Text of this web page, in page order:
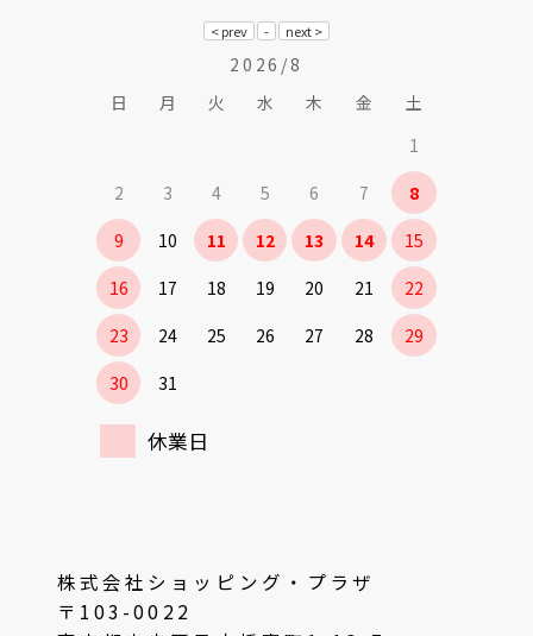
2026/8
日
月 火 水 木 金
土
1
2
3 4 5 6 7
8
9
10 11 12 13 14
15
16
17 18 19 20 21
22
23
24 25 26 27 28
29
30
31
休業日
株式会社ショッピング・プラザ
〒103-0022